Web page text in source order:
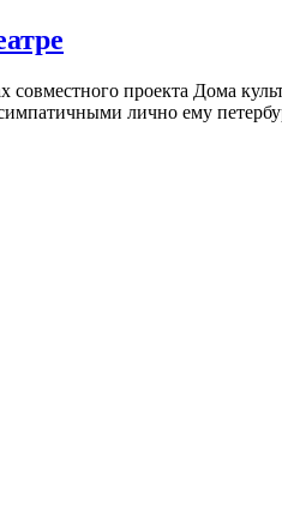
совместного проекта Дома
лично ему